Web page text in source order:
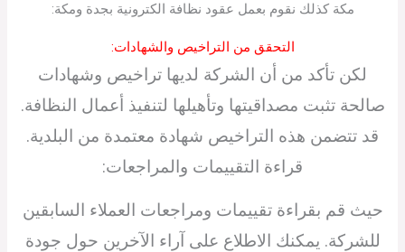
مكة كذلك نقوم بعمل عقود نظافة الكترونية بجدة ومكة:
التحقق من التراخيص والشهادات:
لكن تأكد من أن الشركة لديها تراخيص وشهادات
صالحة تثبت مصداقيتها وتأهيلها لتنفيذ أعمال النظافة.
قد تتضمن هذه التراخيص شهادة معتمدة من البلدية.
قراءة التقييمات والمراجعات:
حيث قم بقراءة تقييمات ومراجعات العملاء السابقين
للشركة. يمكنك الاطلاع على آراء الآخرين حول جودة